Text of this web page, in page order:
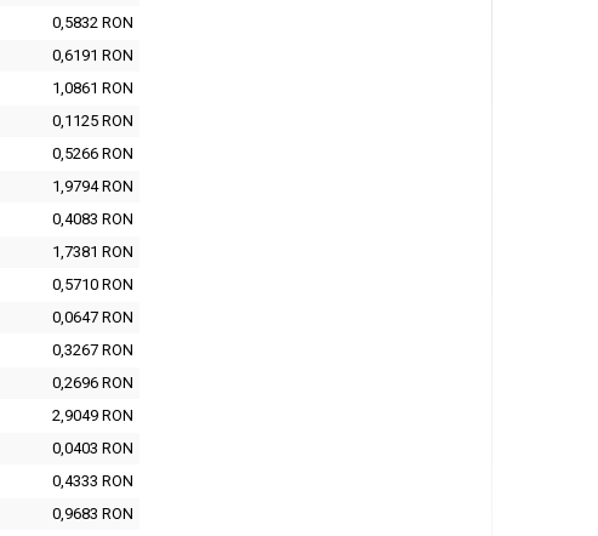
0,5832 RON
0,6191 RON
1,0861 RON
0,1125 RON
0,5266 RON
1,9794 RON
0,4083 RON
1,7381 RON
0,5710 RON
0,0647 RON
0,3267 RON
0,2696 RON
2,9049 RON
0,0403 RON
0,4333 RON
0,9683 RON